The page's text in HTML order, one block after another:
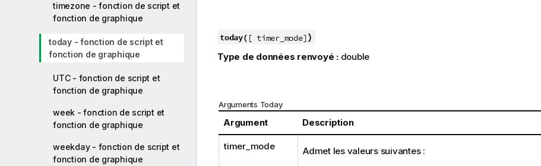
timezone - fonction de script et
fonction de graphique
today - fonction de script et
fonction de graphique
UTC - fonction de script et
fonction de graphique
week - fonction de script et
fonction de graphique
weekday - fonction de script et
fonction de graphique
today( [ timer_mode])
Type de données renvoyé :double
Arguments Today
Argument Description
timer_mode
Admet les valeurs suivantes :